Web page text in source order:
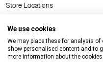
Store Locations
We use cookies
We may place these for analysis
show personalised content and to
more information about the